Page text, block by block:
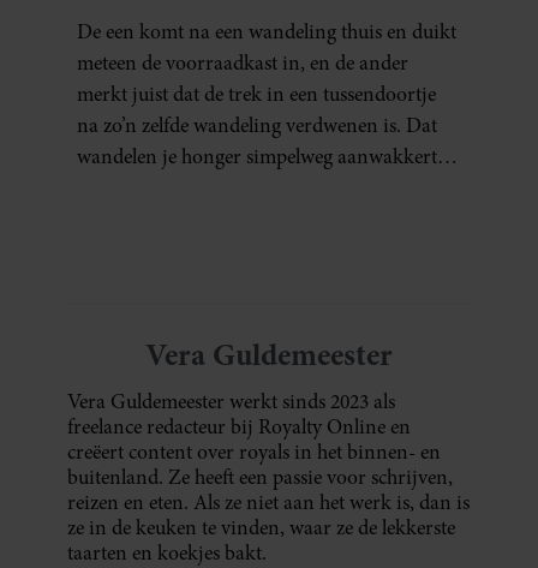
De een komt na een wandeling thuis en duikt
meteen de voorraadkast in, en de ander
merkt juist dat de trek in een tussendoortje
na zo’n zelfde wandeling verdwenen is. Dat
wandelen je honger simpelweg aanwakkert,
Vera Guldemeester
Vera Guldemeester werkt sinds 2023 als
freelance redacteur bij Royalty Online en
creëert content over royals in het binnen- en
buitenland. Ze heeft een passie voor schrijven,
reizen en eten. Als ze niet aan het werk is, dan is
ze in de keuken te vinden, waar ze de lekkerste
taarten en koekjes bakt.